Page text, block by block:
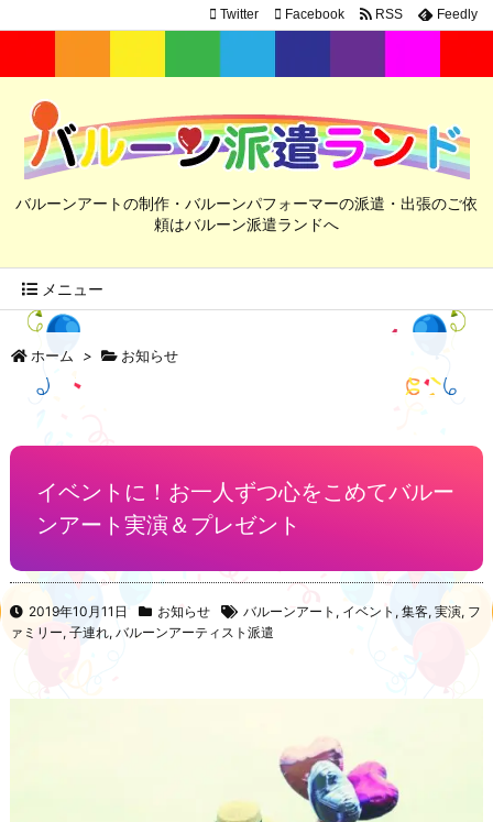
バルーンアートの制作・バルーンパフォーマーの派遣・出張のご依
頼はバルーン派遣ランドへ
メニュー
Twitter Facebook RSS Feedly
ホーム > お知らせ
イベントに！お一人ずつ心をこめてバルー
ンアート実演＆プレゼント
2019年10月11日 お知らせ バルーンアート , イベント , 集客, 実演, フ
ァミリー, 子連れ, バルーンアーティスト派遣